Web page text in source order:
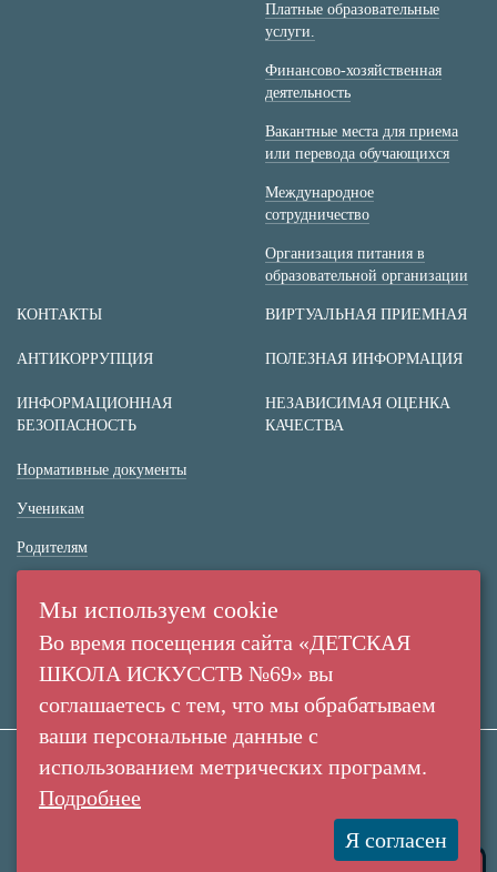
Платные образовательные
услуги.
Финансово-хозяйственная
деятельность
Вакантные места для приема
или перевода обучающихся
Международное
сотрудничество
Организация питания в
образовательной организации
КОНТАКТЫ ВИРТУАЛЬНАЯ ПРИЕМНАЯ
АНТИКОРРУПЦИЯ ПОЛЕЗНАЯ ИНФОРМАЦИЯ
ИНФОРМАЦИОННАЯ
БЕЗОПАСНОСТЬ
Нормативные документы
Ученикам
Родителям
НЕЗАВИСИМАЯ ОЦЕНКА
КАЧЕСТВА
пр. Ленина, 137/2
Создание сайта:
МАУДО "Детская Школа Искусств №69" © 2010-
Купить билет
Мы используем cookie
Во время посещения сайта «ДЕТСКАЯ
ШКОЛА ИСКУССТВ №69» вы
соглашаетесь с тем, что мы обрабатываем
ваши персональные данные с
использованием метрических программ.
Подробнее
Я согласен